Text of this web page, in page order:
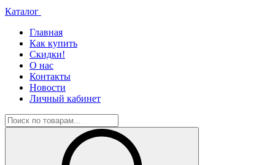
Каталог
Главная
Как купить
Скидки!
О нас
Контакты
Новости
Личный кабинет